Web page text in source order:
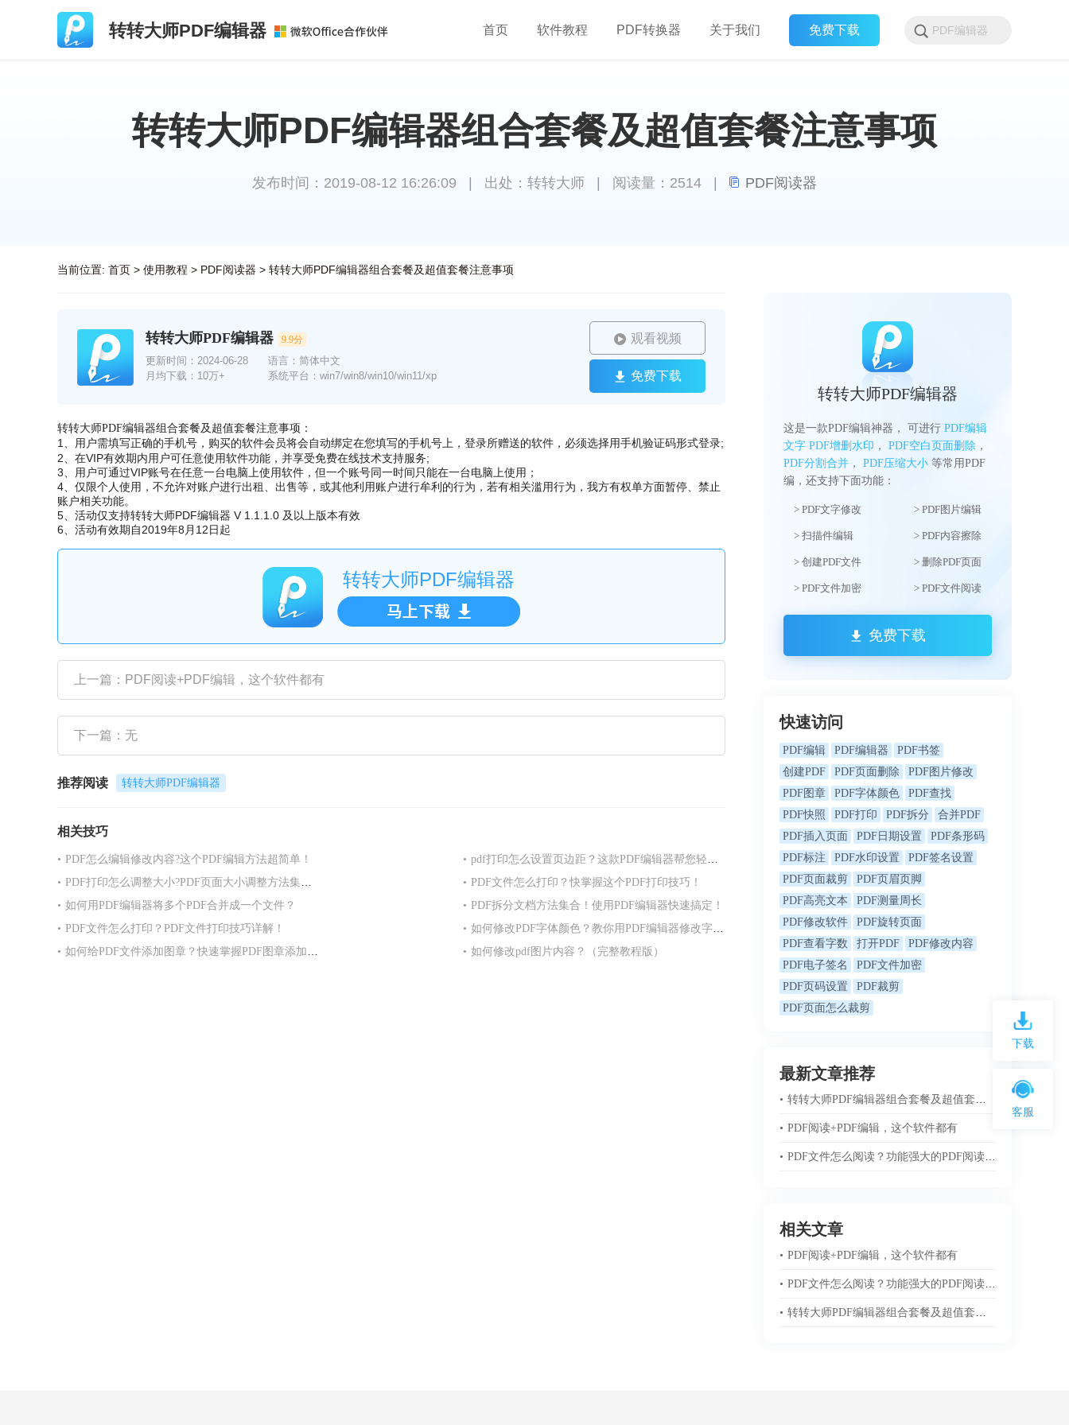
转转大师PDF编辑器 首页 软件教程 PDF转换器 关于我们 免费下载
转转大师PDF编辑器组合套餐及超值套餐注意事项
发布时间：2019-08-12 16:26:09 出处：转转大师 阅读量：2514 PDF阅读器
当前位置: 首页 > 使用教程 > PDF阅读器 > 转转大师PDF编辑器组合套餐及超值套餐注意事项
转转大师PDF编辑器 9.9分
更新时间： 2024-06-28
月均下载：10万+
语言：简体中文
系统平台：win7/win8/win10/win11/xp
观看视频
免费下载
转转大师PDF编辑器组合套餐及超值套餐注意事项：
1、用户需填写正确的手机号， 购买的软件会员将会自动绑定在您填写的手机号上， 登录所赠送的软件，必须选择用手机验证码形式登录;
2、在VIP有效期内用户可任意使用软件功能，并享受免费在线技术支持服务;
3、用户可通过VIP账号在任意一台电脑上使用软件，但一个账号同一时间只能在一台电脑上使用；
4、仅限个人使用，不允许对账户进行出租、出售等，或其他利用账户进行牟利的行为，若有相关滥用行为，我方有权单方面暂停、禁止
账户相关功能。
5、活动仅支持转转大师PDF编辑器 V 1.1.1.0 及以上版本有效
6、活动有效期自2019年8月12日起
转转大师PDF编辑器
上一篇：PDF阅读+PDF编辑，这个软件都有
下一篇：无
推荐阅读 转转大师PDF编辑器
相关技巧
• PDF怎么编辑修改内容?这个PDF编辑方法超简单！ • pdf打印怎么设置页边距？这款PDF编辑器帮您轻松搞定！
• PDF打印怎么调整大小?PDF页面大小调整方法集合！ • PDF文件怎么打印？快掌握这个PDF打印技巧！
• 如何用PDF编辑器将多个PDF合并成一个文件？ • PDF拆分文档方法集合！使用PDF编辑器快速搞定！
• PDF文件怎么打印？PDF文件打印技巧详解！ • 如何修改PDF字体颜色？教你用PDF编辑器修改字体颜色！
• 如何给PDF文件添加图章？快速掌握PDF图章添加方法！ • 如何修改pdf图片内容？（完整教程版）
转转大师PDF编辑器
这是一款PDF编辑神器， 可进行 PDF编辑
文字 PDF增删水印 ， PDF空白页面删除 ，
PDF分割合并 ， PDF压缩大小 等常用PDF
编，还支持下面功能：
> PDF文字修改 > PDF图片编辑
> 扫描件编辑 > PDF内容擦除
> 创建PDF文件 > 删除PDF页面
> PDF文件加密 > PDF文件阅读
免费下载
快速访问
PDF编辑 PDF编辑器
PDF书签
创建PDF
PDF页面删除
PDF图片修改
PDF图章
PDF字体颜色
PDF查找
PDF快照
PDF打印 PDF拆分
合并PDF
PDF插入页面
PDF日期设置
PDF条形码
PDF标注
PDF水印设置
PDF签名设置
PDF页面裁剪
PDF页眉页脚
PDF高亮文本
PDF测量周长
PDF修改软件
PDF旋转页面
PDF查看字数
打开PDF
PDF修改内容
PDF电子签名
PDF文件加密
PDF页码设置
PDF裁剪
PDF页面怎么裁剪
最新文章推荐
• 转转大师PDF编辑器组合套餐及超值套餐注意事项
• PDF阅读+PDF编辑，这个软件都有
• PDF文件怎么阅读？功能强大的PDF阅读器推荐
相关文章
• PDF阅读+PDF编辑，这个软件都有
• PDF文件怎么阅读？功能强大的PDF阅读器推荐
• 转转大师PDF编辑器组合套餐及超值套餐注意事项
下载
客服